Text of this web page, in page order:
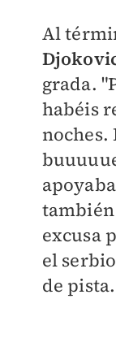
Al
grada.
habéis
noches.
excusa
el
de pista.